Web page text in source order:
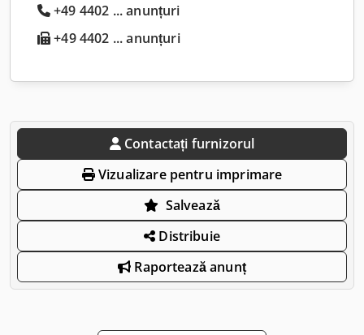
+49 4402 ... anunțuri
+49 4402 ... anunțuri
Contactați furnizorul
Vizualizare pentru imprimare
Salvează
Distribuie
Raportează anunț